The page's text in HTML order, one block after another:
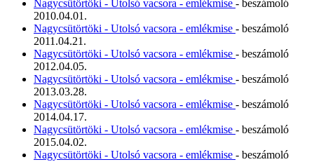
Nagycsütörtöki - Utolsó vacsora - emlékmise - beszámoló
2010.04.01.
Nagycsütörtöki - Utolsó vacsora - emlékmise - beszámoló
2011.04.21.
Nagycsütörtöki - Utolsó vacsora - emlékmise - beszámoló
2012.04.05.
Nagycsütörtöki - Utolsó vacsora - emlékmise - beszámoló
2013.03.28.
Nagycsütörtöki - Utolsó vacsora - emlékmise - beszámoló
2014.04.17.
Nagycsütörtöki - Utolsó vacsora - emlékmise - beszámoló
2015.04.02.
Nagycsütörtöki - Utolsó vacsora - emlékmise - beszámoló